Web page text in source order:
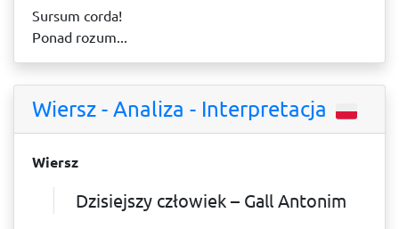
Sursum corda!
Ponad rozum...
Wiersz - Analiza - Interpretacja
Wiersz
Dzisiejszy człowiek – Gall Antonim